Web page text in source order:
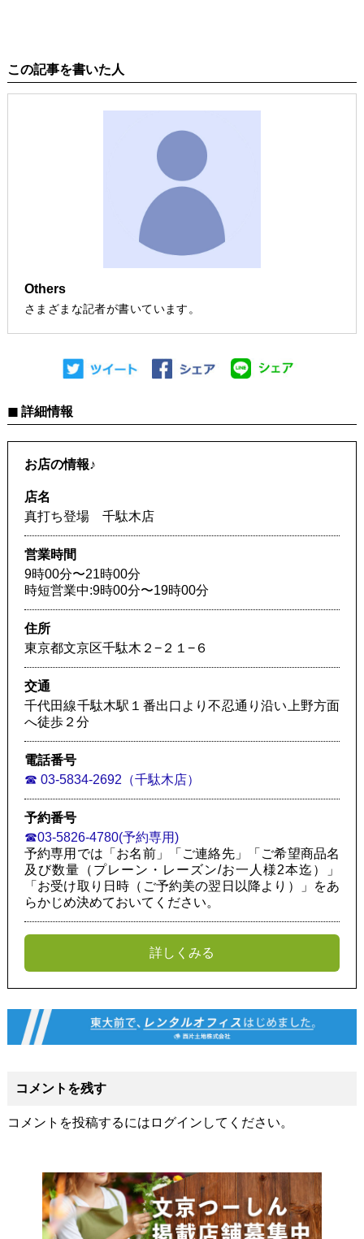
この記事を書いた人
Others
さまざまな記者が書いています。
◼︎ 詳細情報
お店の情報♪
店名
真打ち登場 千駄木店
営業時間
9時00分〜21時00分
時短営業中:9時00分〜19時00分
住所
東京都文京区千駄木２−２１−６
交通
千代田線千駄木駅１番出口より不忍通り沿い上野方面
へ徒歩２分
電話番号
☎︎ 03-5834-2692（千駄木店）
予約番号
☎︎03-5826-4780(予約専用)
予約専用では「お名前」「ご連絡先」「ご希望商品名
及び数量（プレーン・レーズン/お一人様2本迄）」
「お受け取り日時（ご予約美の翌日以降より）」をあ
らかじめ決めておいてください。
詳しくみる
コメントを残す
コメントを投稿するには ログイン してください。